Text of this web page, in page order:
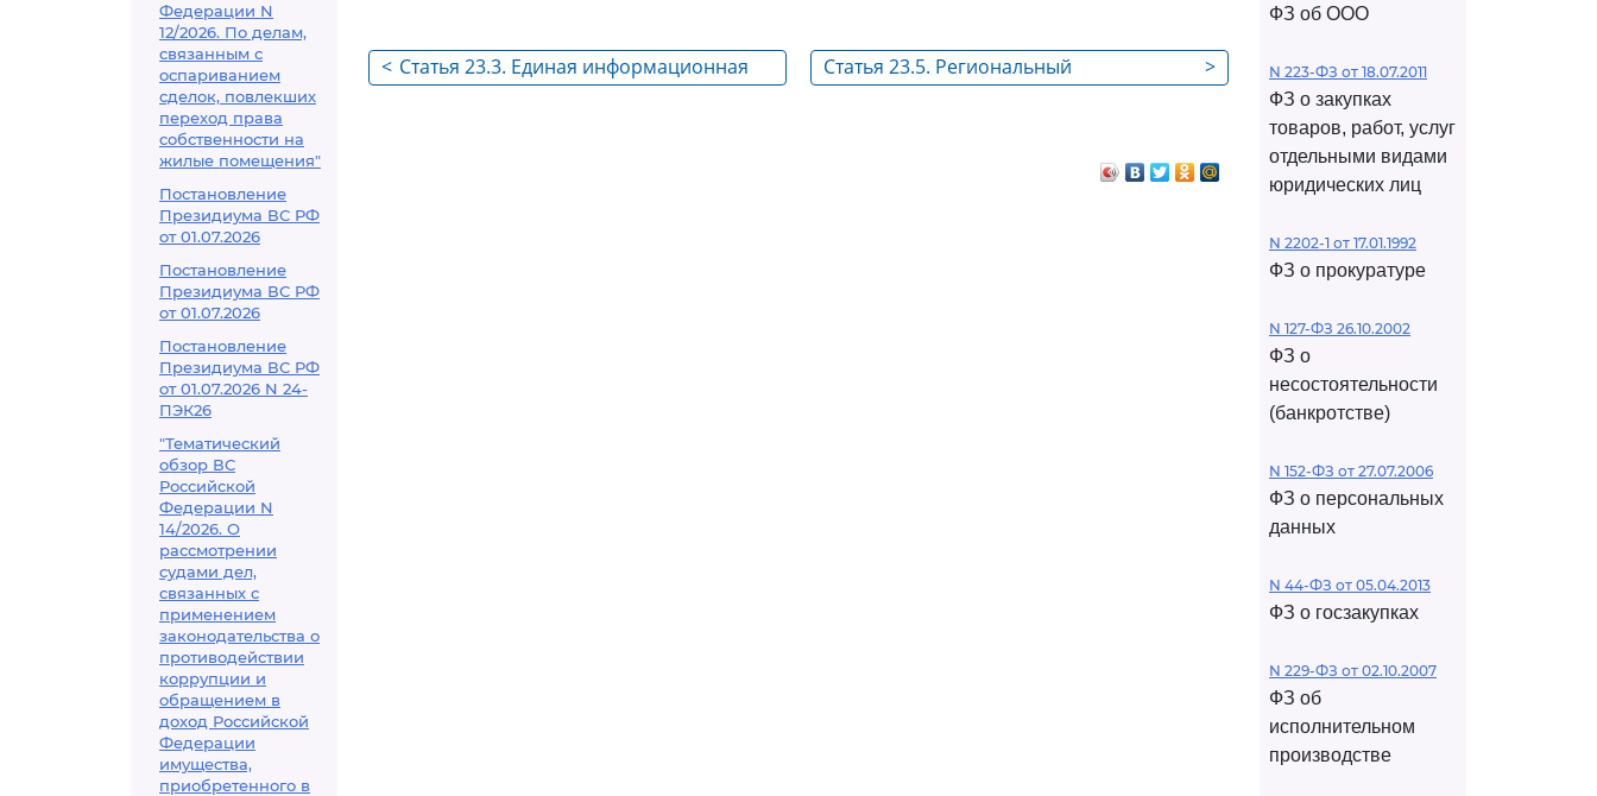
Федерации N
12/2026. По делам,
связанным с
оспариванием
сделок, повлекших
переход права
собственности на
жилые помещения"
Постановление
Президиума ВС РФ
от 01.07.2026
Постановление
Президиума ВС РФ
от 01.07.2026
Постановление
Президиума ВС РФ
от 01.07.2026 N 24-
ПЭК26
"Тематический
обзор ВС
Российской
Федерации N
14/2026. О
рассмотрении
судами дел,
связанных с
применением
законодательства о
противодействии
коррупции и
обращением в
доход Российской
Федерации
имущества,
приобретенного в
< Статья 23.3. Единая информационная
>
Статья 23.5. Региональный
многоквартирных домов и (или) иных
ФЗ об ООО
N 223-ФЗ от 18.07.2011
ФЗ о закупках
товаров, работ, услуг
отдельными видами
юридических лиц
N 2202-1 от 17.01.1992
ФЗ о прокуратуре
N 127-ФЗ 26.10.2002
ФЗ о
несостоятельности
(банкротстве)
N 152-ФЗ от 27.07.2006
ФЗ о персональных
данных
N 44-ФЗ от 05.04.2013
ФЗ о госзакупках
N 229-ФЗ от 02.10.2007
ФЗ об
исполнительном
производстве